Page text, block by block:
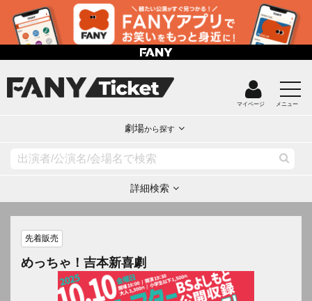
マイページ メニュー
劇場から探す
詳細検索
先着販売
めっちゃ！吉本新喜劇